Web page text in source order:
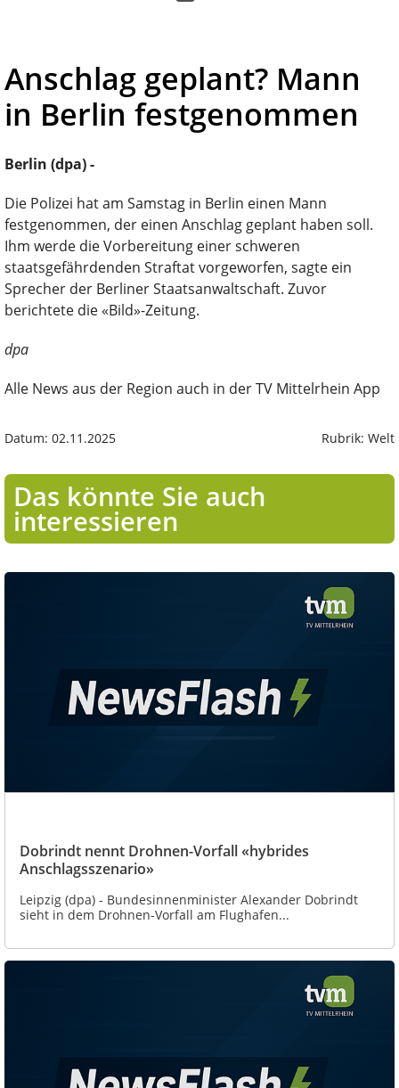
Anschlag geplant? Mann
in Berlin festgenommen
Berlin (dpa) -
Die Polizei hat am Samstag in Berlin einen Mann
festgenommen, der einen Anschlag geplant haben soll.
Ihm werde die Vorbereitung einer schweren
staatsgefährdenden Straftat vorgeworfen, sagte ein
Sprecher der Berliner Staatsanwaltschaft. Zuvor
berichtete die «Bild»-Zeitung.
dpa
Alle News aus der Region auch in der TV Mittelrhein App
Datum: 02.11.2025 Rubrik: Welt
Das könnte Sie auch
interessieren
Dobrindt nennt Drohnen-Vorfall «hybrides
Anschlagsszenario»
Leipzig (dpa) - Bundesinnenminister Alexander Dobrindt
sieht in dem Drohnen-Vorfall am Flughafen...